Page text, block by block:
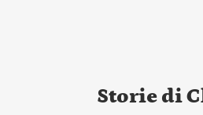
Storie di